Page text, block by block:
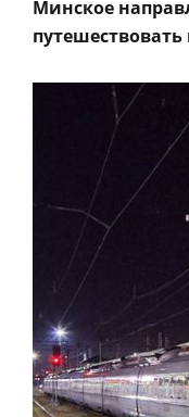
Минское